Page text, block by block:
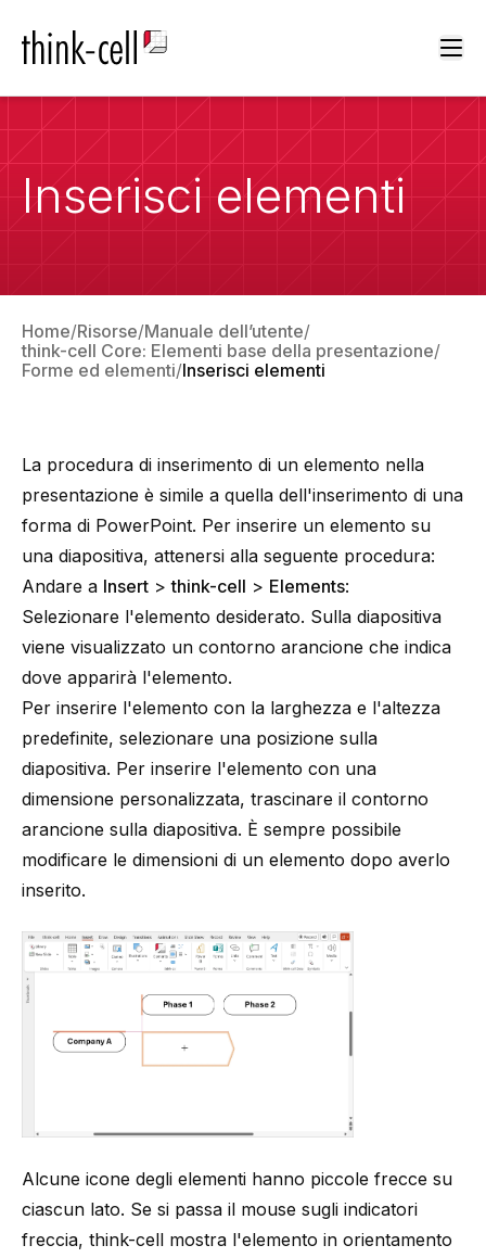
Inserisci elementi
Home Risorse Manuale dell’utente
think-cell Core: Elementi base della presentazione
Forme ed elementi Inserisci elementi
La procedura di inserimento di un elemento nella
presentazione è simile a quella dell'inserimento di una
forma di PowerPoint. Per inserire un elemento su
una diapositiva, attenersi alla seguente procedura:
Andare a Insert >think-cell > Elements:
Selezionare l'elemento desiderato. Sulla diapositiva
viene visualizzato un contorno arancione che indica
dove apparirà l'elemento.
Per inserire l'elemento con la larghezza e l'altezza
predefinite, selezionare una posizione sulla
diapositiva. Per inserire l'elemento con una
dimensione personalizzata, trascinare il contorno
arancione sulla diapositiva. È sempre possibile
modificare le dimensioni di un elemento dopo averlo
inserito.
Alcune icone degli elementi hanno piccole frecce su
ciascun lato. Se si passa il mouse sugli indicatori
freccia, think-cell mostra l'elemento in orientamento